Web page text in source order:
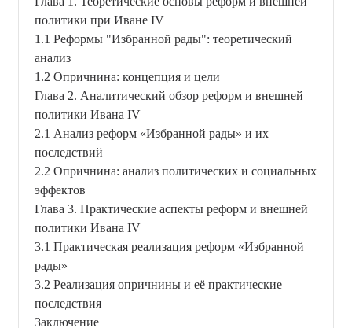
политики при Иване IV
1.1 Реформы "Избранной рады": теоретический
анализ
1.2 Опричнина: концепция и цели
Глава 2. Аналитический обзор реформ и внешней
политики Ивана IV
2.1 Анализ реформ «Избранной рады» и их
последствий
2.2 Опричнина: анализ политических и социальных
эффектов
Глава 3. Практические аспекты реформ и внешней
политики Ивана IV
3.1 Практическая реализация реформ «Избранной
рады»
3.2 Реализация опричнины и её практические
последствия
Заключение